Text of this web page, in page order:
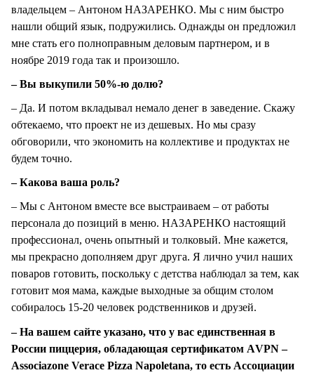
владельцем – Антоном НАЗАРЕНКО. Мы с ним быстро
нашли общий язык, подружились. Однажды он предложил
мне стать его полноправным деловым партнером, и в
ноябре 2019 года так и произошло.
– Вы выкупили 50%-ю долю?
– Да. И потом вкладывал немало денег в заведение. Скажу
обтекаемо, что проект не из дешевых. Но мы сразу
обговорили, что экономить на коллективе и продуктах не
будем точно.
– Какова ваша роль?
– Мы с Антоном вместе все выстраиваем – от работы
персонала до позиций в меню. НАЗАРЕНКО настоящий
профессионал, очень опытный и толковый. Мне кажется,
мы прекрасно дополняем друг друга. Я лично учил наших
поваров готовить, поскольку с детства наблюдал за тем, как
готовит моя мама, каждые выходные за общим столом
собиралось 15-20 человек родственников и друзей.
– На вашем сайте указано, что у вас единственная в
России пиццерия, обладающая сертификатом АVPN –
Associazone Verace Pizza Napoletana, то есть Ассоциации